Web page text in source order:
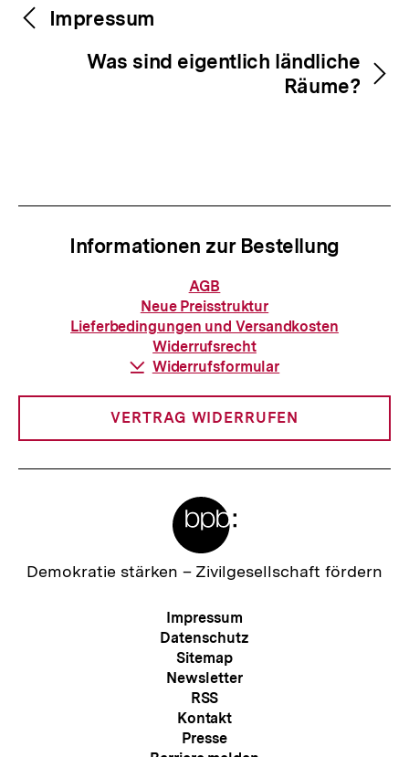
Inhaltsnavigation
Inhaltsnavigation
Impressum
Was sind eigentlich ländliche
Räume?
Informationen zur Bestellung
Informationen
zur
Bestellung
AGB
Neue Preisstruktur
Lieferbedingungen und Versandkosten
Widerrufsrecht
Download-
Widerrufsformular
VERTRAG WIDERRUFEN
Zur
Demokratie stärken – Zivilgesellschaft fördern
Meta-
Navigation
Impressum
Datenschutz
Sitemap
Newsletter
RSS
Kontakt
Presse